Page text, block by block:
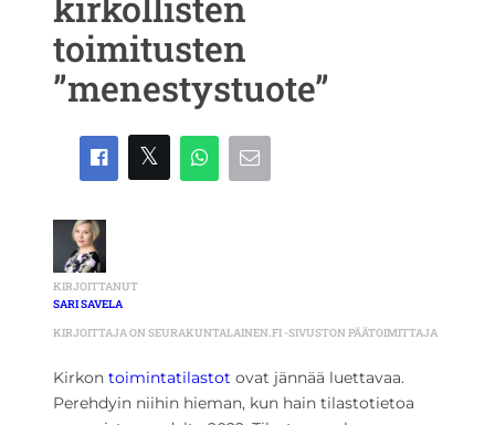
toimitusten
”menestystuote”
KIRJOITTANUT
SARI SAVELA
KIRJOITTAJA ON SEURAKUNTALAINEN.FI -SIVUSTON PÄÄTOIMITTAJA
Kirkon toimintatilastot ovat jännää luettavaa.
Perehdyin niihin hieman, kun hain tilastotietoa